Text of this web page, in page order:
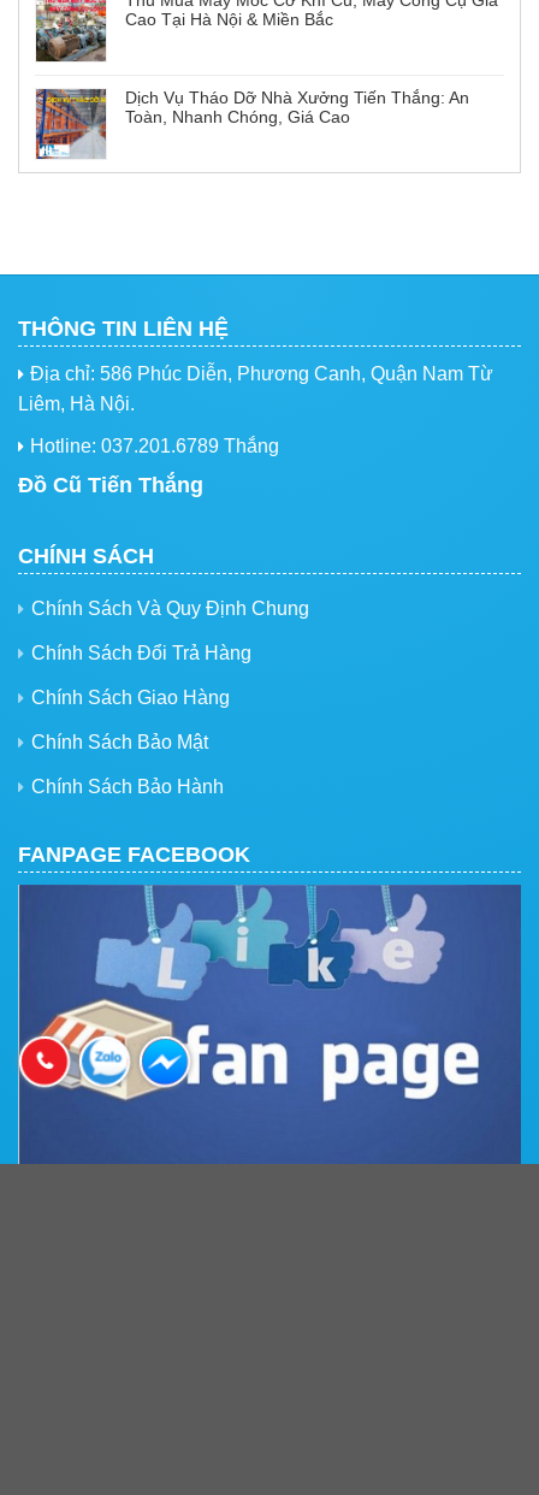
Cao Tại Hà Nội & Miền Bắc
Dịch Vụ Tháo Dỡ Nhà Xưởng Tiến Thắng: An
Toàn, Nhanh Chóng, Giá Cao
THÔNG TIN LIÊN HỆ
Địa chỉ: 586 Phúc Diễn, Phương Canh, Quận Nam Từ
Liêm, Hà Nội.
Hotline: 037.201.6789 Thắng
Đồ Cũ Tiến Thắng
CHÍNH SÁCH
Chính Sách Và Quy Định Chung
Chính Sách Đổi Trả Hàng
Chính Sách Giao Hàng
Chính Sách Bảo Mật
Chính Sách Bảo Hành
FANPAGE FACEBOOK